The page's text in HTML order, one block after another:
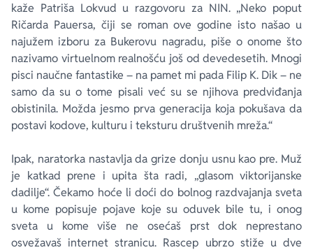
kaže Patriša Lokvud u razgovoru za NIN. „Neko poput
Ričarda Pauersa, čiji se roman ove godine isto našao u
najužem izboru za Bukerovu nagradu, piše o onome što
nazivamo virtuelnom realnošću još od devedesetih. Mnogi
pisci naučne fantastike – na pamet mi pada Filip K. Dik – ne
samo da su o tome pisali već su se njihova predviđanja
obistinila. Možda jesmo prva generacija koja pokušava da
postavi kodove, kulturu i teksturu društvenih mreža.“
Ipak, naratorka nastavlja da grize donju usnu kao pre. Muž
je katkad prene i upita šta radi, „glasom viktorijanske
dadilje“. Čekamo hoće li doći do bolnog razdvajanja sveta
u kome popisuje pojave koje su oduvek bile tu, i onog
sveta u kome više ne osećaš prst dok neprestano
osvežavaš internet stranicu. Rascep ubrzo stiže u dve